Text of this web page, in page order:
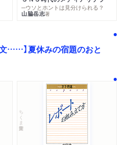
─ウソとホントは見分けられる？
山脇岳志著
……】夏休みの宿題のおと
ちくま学芸文庫